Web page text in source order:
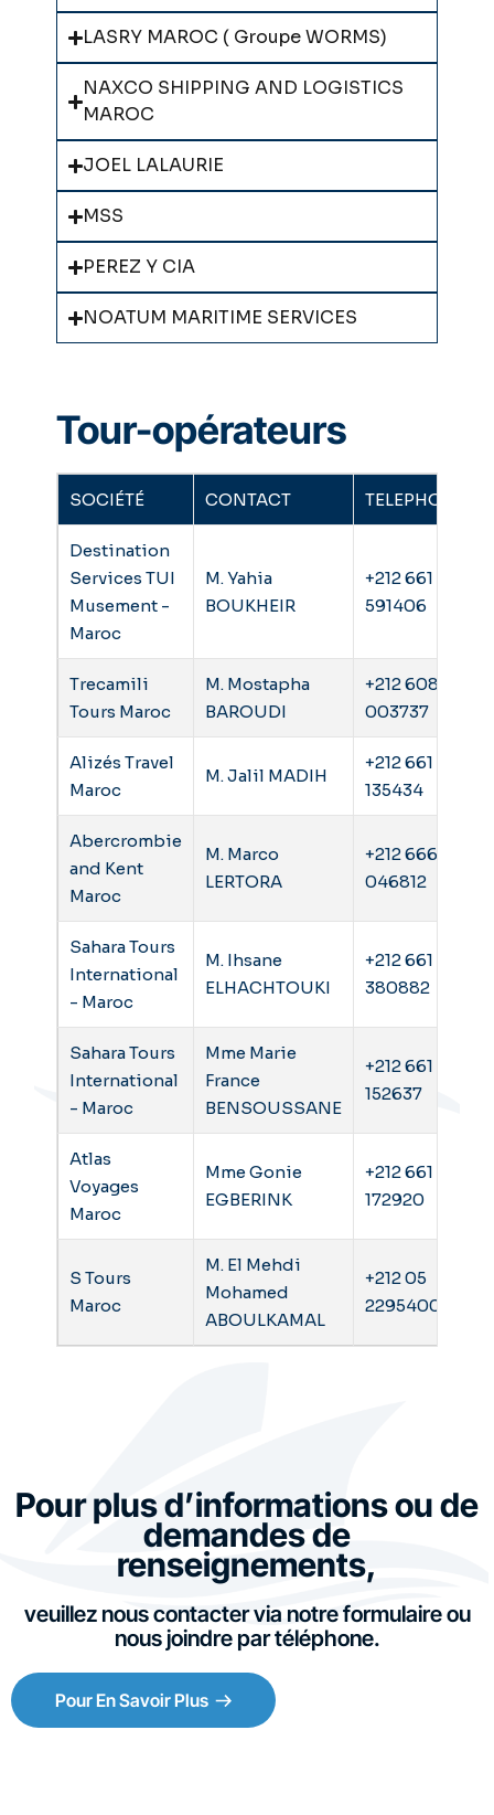
LASRY MAROC ( Groupe WORMS)
NAXCO SHIPPING AND LOGISTICS
MAROC
JOEL LALAURIE
MSS
PEREZ Y CIA
NOATUM MARITIME SERVICES
Tour-opérateurs
SOCIÉTÉ CONTACT TELEPHONE
Destination
Services TUI
Musement -
Maroc
M. Yahia
BOUKHEIR
+212 661
591406
Trecamili
Tours Maroc
M. Mostapha
BAROUDI
+212 608
003737
Alizés Travel
Maroc
M. Jalil MADIH
+212 661
135434
Abercrombie
and Kent
Maroc
M. Marco
LERTORA
+212 666
046812
Sahara Tours
International
- Maroc
M. Ihsane
ELHACHTOUKI
+212 661
380882
Sahara Tours
International
- Maroc
Mme Marie
France
BENSOUSSANE
+212 661
152637
Atlas
Voyages
Maroc
Mme Gonie
EGBERINK
+212 661
172920
S Tours
Maroc
M. El Mehdi
Mohamed
ABOULKAMAL
+212 05
22954000
Pour plus d’informations ou de
demandes de
renseignements,
veuillez nous contacter via notre formulaire ou
nous joindre par téléphone.
Pour En Savoir Plus